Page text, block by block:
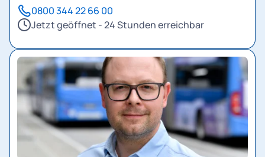
0800 344 22 66 00
Jetzt geöffnet - 24 Stunden erreichbar